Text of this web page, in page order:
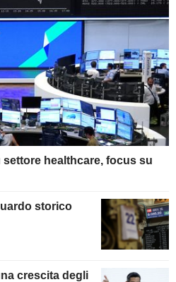
healthcare, focus su
storico
crescita degli